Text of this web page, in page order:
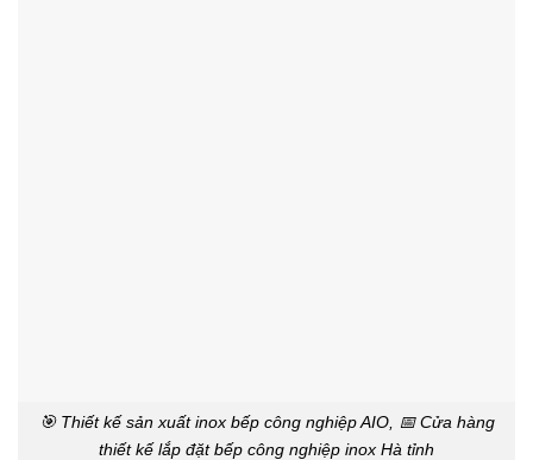
🎯 Thiết kế sản xuất inox bếp công nghiệp AIO, 📅 Cửa hàng
thiết kế lắp đặt bếp công nghiệp inox Hà tỉnh